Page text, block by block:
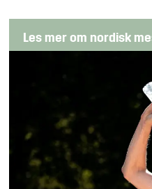
Les mer om nordisk